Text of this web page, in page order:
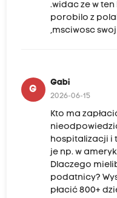
.widac ze w
porobilo z
,msciwosc
G
Gabi
2026-06-15
Kto ma
hospitalizacji i
je np. w
Dlaczego
podatnicy?
płacić 800+